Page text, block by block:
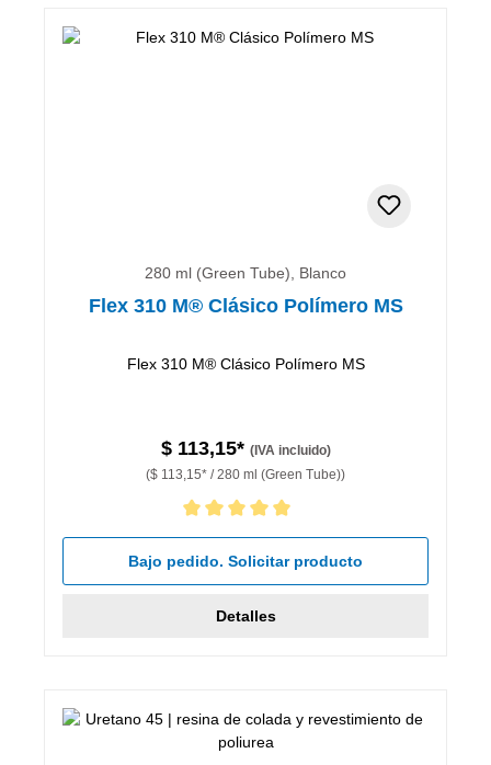
280 ml (Green Tube), Blanco
Flex 310 M® Clásico Polímero MS
Flex 310 M® Clásico Polímero MS
$ 113,15* (IVA incluido)
($ 113,15* / 280 ml (Green Tube))
Calificación promedio de 5 de 5 estrellas
Bajo pedido. Solicitar producto
Detalles